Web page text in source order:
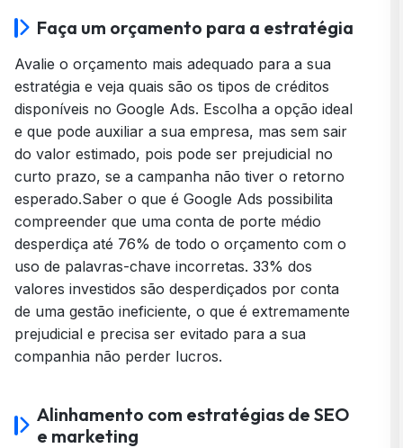
Faça um orçamento para a estratégia
Avalie o orçamento mais adequado para a sua
estratégia e veja quais são os tipos de créditos
disponíveis no Google Ads. Escolha a opção ideal
e que pode auxiliar a sua empresa, mas sem sair
do valor estimado, pois pode ser prejudicial no
curto prazo, se a campanha não tiver o retorno
esperado.Saber o que é Google Ads possibilita
compreender que uma conta de porte médio
desperdiça até 76% de todo o orçamento com o
uso de palavras-chave incorretas. 33% dos
valores investidos são desperdiçados por conta
de uma gestão ineficiente, o que é extremamente
prejudicial e precisa ser evitado para a sua
companhia não perder lucros.
Alinhamento com estratégias de SEO
e marketing